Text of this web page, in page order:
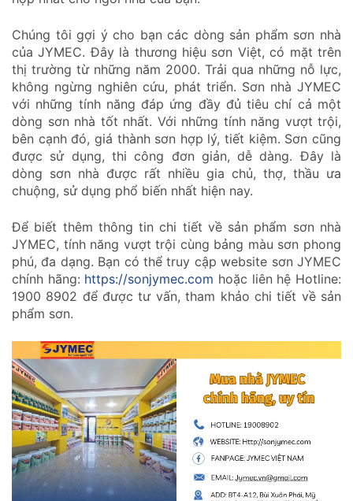
Chúng tôi gợi ý cho bạn các dòng sản phẩm sơn nhà
của JYMEC. Đây là thương hiệu sơn Việt, có mặt trên
thị trường từ những năm 2000. Trải qua những nỗ lực,
không ngừng nghiên cứu, phát triển. Sơn nhà JYMEC
với những tính năng đáp ứng đầy đủ tiêu chí cả một
dòng sơn nhà tốt nhất. Với những tính năng vượt trội,
bên cạnh đó, giá thành sơn hợp lý, tiết kiệm. Sơn cũng
được sử dụng, thi công đơn giản, dễ dàng. Đây là
dòng sơn nhà được rất nhiều gia chủ, thợ, thầu ưa
chuộng, sử dụng phổ biến nhất hiện nay.
Để biết thêm thông tin chi tiết về sản phẩm sơn nhà
JYMEC, tính năng vượt trội cùng bảng màu sơn phong
phú, đa dạng. Bạn có thể truy cập website sơn JYMEC
chính hãng: https://sonjymec.com hoặc liên hệ Hotline:
1900 8902 để được tư vấn, tham khảo chi tiết về sản
phẩm sơn.